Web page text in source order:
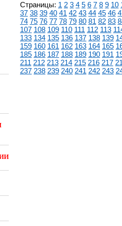
Страницы: 1 2 3 4 5 6 7 8 9 10
37 38 39 40 41 42 43 44 45 46
74 75 76 77 78 79 80 81 82 83
107 108 109 110 111 112 113
133 134 135 136 137 138 139
159 160 161 162 163 164 165
185 186 187 188 189 190 191
211 212 213 214 215 216 217
237 238 239 240 241 242 243